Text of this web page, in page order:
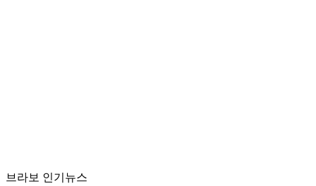
브라보 인기뉴스